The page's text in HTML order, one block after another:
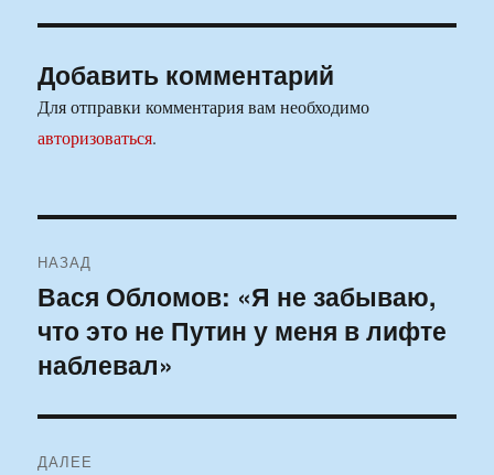
Добавить комментарий
Для отправки комментария вам необходимо
авторизоваться.
по
записям
НАЗАД
Предыдущая
запись:
Вася Обломов: «Я не забываю,
что это не Путин у меня в лифте
наблевал»
ДАЛЕЕ